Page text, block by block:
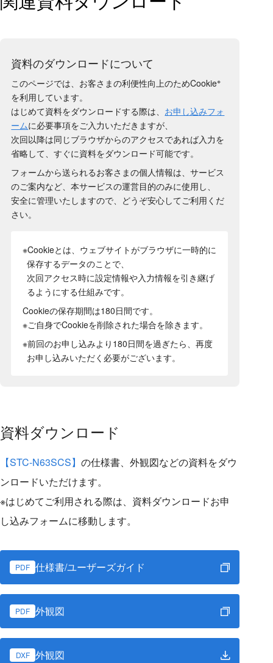
資料のダウンロードについて
このページでは、お客さまの利便性向上のためCookie※
を利用しています。
はじめて資料をダウンロードする際は、 お申し込みフォ
ームに必要事項をご入力いただきますが、
次回以降は同じブラウザからのアクセスであれば入力を
省略して、すぐに資料をダウンロード可能です。
フォームから送られるお客さまの個人情報は、サービス
のご案内など、本サービスの運営目的のみに使用し、
安全に管理いたしますので、どうぞ安心してご利用くだ
さい。
※Cookieとは、ウェブサイトがブラウザに一時的に
保存するデータのことで、
次回アクセス時に設定情報や入力情報を引き継げ
るようにする仕組みです。
Cookieの保存期間は180日間です。
※ご自身でCookieを削除された場合を除きます。
※前回のお申し込みより180日間を過ぎたら、再度
お申し込みいただく必要がございます。
資料ダウンロード
【STC-N63SCS】 の仕様書、外観図などの資料をダウ
ンロードいただけます。
※はじめてご利用される際は、資料ダウンロードお申
し込みフォームに移動します。
PDF 仕様書/ユーザーズガイド
PDF 外観図
DXF 外観図